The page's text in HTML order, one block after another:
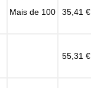
Mais de 100 35,41 €
55,31 €